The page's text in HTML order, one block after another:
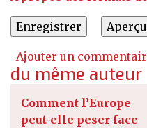
Ajouter un
du même auteur
Comment l’Europe
peut-elle peser face